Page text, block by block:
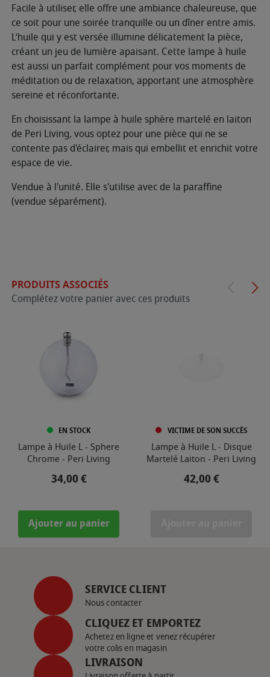
Facile à utiliser, elle offre une ambiance chaleureuse, que
ce soit pour une soirée tranquille ou un dîner entre amis.
L’huile qui y est versée illumine délicatement la pièce,
créant un jeu de lumière apaisant. Cette lampe à huile
est aussi un parfait complément pour vos moments de
méditation ou de relaxation, apportant une atmosphère
sereine et réconfortante.
En choisissant la lampe à huile sphère martelé en laiton
de Peri Living, vous optez pour une pièce qui ne se
contente pas d'éclairer, mais qui embellit et enrichit votre
espace de vie.
Vendue à l'unité. Elle s'utilise avec de la paraffine
(vendue séparément).
PRODUITS ASSOCIÉS
Complétez votre panier avec ces produits
EN STOCK
Lampe à Huile L - Sphere
Chrome - Peri Living
Prix
34,00 €
Ajouter au panier
VICTIME DE SON SUCCÈS
Lampe à Huile L - Disque
Martelé Laiton - Peri Living
Prix
42,00 €
SERVICE CLIENT
Nous contacter
CLIQUEZ ET EMPORTEZ
Achetez en ligne et venez récupérer
votre colis en magasin
LIVRAISON